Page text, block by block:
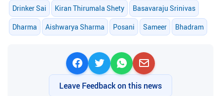
Drinker Sai Kiran Thirumala Shety Basavaraju Srinivas
Dharma Aishwarya Sharma Posani Sameer Bhadram
Leave Feedback on this news